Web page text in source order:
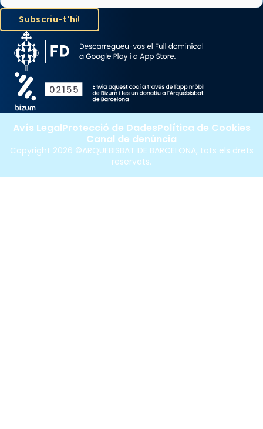
Copyright 2026 ©ARQUEBISBAT DE BARCELONA, tots els drets
reservats.
Avís LegalProtecció de DadesPolítica de Cookies
Canal de denúncia